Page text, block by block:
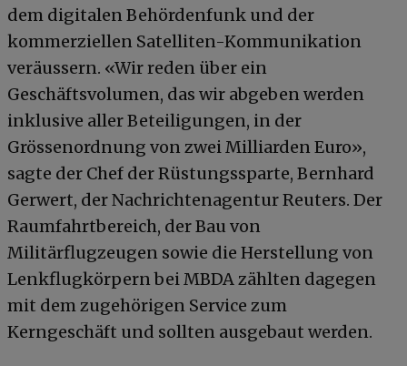
dem digitalen Behördenfunk und der
kommerziellen Satelliten-Kommunikation
veräussern. «Wir reden über ein
Geschäftsvolumen, das wir abgeben werden
inklusive aller Beteiligungen, in der
Grössenordnung von zwei Milliarden Euro»,
sagte der Chef der Rüstungssparte, Bernhard
Gerwert, der Nachrichtenagentur Reuters. Der
Raumfahrtbereich, der Bau von
Militärflugzeugen sowie die Herstellung von
Lenkflugkörpern bei MBDA zählten dagegen
mit dem zugehörigen Service zum
Kerngeschäft und sollten ausgebaut werden.